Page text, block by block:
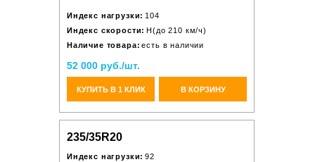
Индекс нагрузки: 104
Индекс скорости: H(до 210 км/ч)
Наличие товара: есть в наличии
52 000 руб./шт.
КУПИТЬ В 1 КЛИК В КОРЗИНУ
235/35R20
Индекс нагрузки: 92